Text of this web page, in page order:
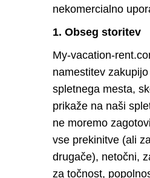
nekomercialno
1. Obseg storitev
My-vacation-
namestitev
spletnega mesta,
prikaže na naši
ne moremo
vse prekinitve (ali
drugače), netočni,
za točnost,